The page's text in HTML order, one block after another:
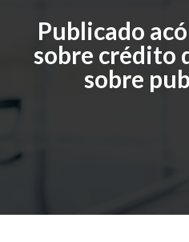
Publicado
sobre crédito
sobre